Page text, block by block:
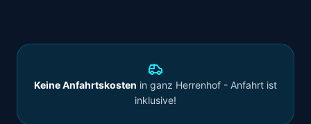
Keine Anfahrtskosten in ganz Herrenhof - Anfahrt ist
inklusive!